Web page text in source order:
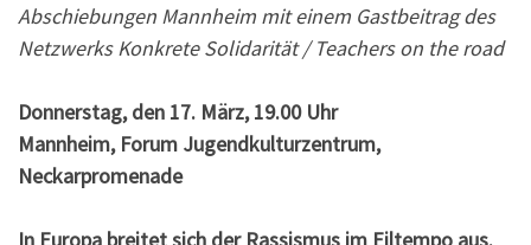
Abschiebungen Mannheim mit einem Gastbeitrag des
Netzwerks Konkrete Solidarität / Teachers on the road
Donnerstag, den 17. März, 19.00 Uhr
Mannheim, Forum Jugendkulturzentrum,
Neckarpromenade